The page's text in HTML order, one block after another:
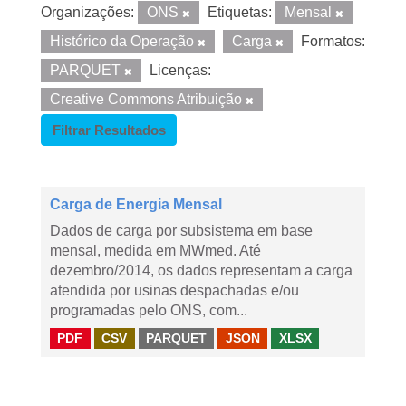
Organizações: ONS Etiquetas:
Mensal
Histórico da Operação
Carga
Formatos:
PARQUET
Licenças:
Creative Commons Atribuição
Filtrar Resultados
Carga de Energia Mensal
Dados de carga por subsistema em base
mensal, medida em MWmed. Até
dezembro/2014, os dados representam a carga
atendida por usinas despachadas e/ou
programadas pelo ONS, com...
PDF CSV PARQUET JSON XLSX